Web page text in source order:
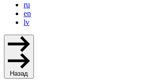
ru
en
lv
Назад